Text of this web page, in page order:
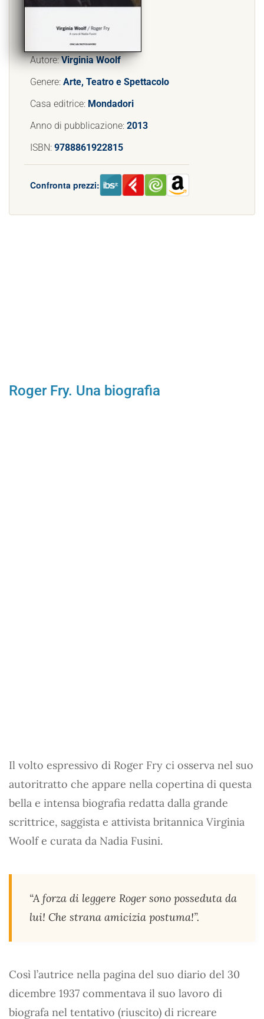
Autore:Virginia Woolf
Genere: Arte, Teatro e Spettacolo
Casa editrice: Mondadori
Anno di pubblicazione: 2013
ISBN: 9788861922815
Confronta prezzi:
Roger Fry. Una biografia
Il volto espressivo di Roger Fry ci osserva nel suo
autoritratto che appare nella copertina di questa
bella e intensa biografia redatta dalla grande
scrittrice, saggista e attivista britannica Virginia
Woolf e curata da Nadia Fusini.
“A forza di leggere Roger sono posseduta da
lui! Che strana amicizia postuma!”.
Così l’autrice nella pagina del suo diario del 30
dicembre 1937 commentava il suo lavoro di
biografa nel tentativo (riuscito) di ricreare